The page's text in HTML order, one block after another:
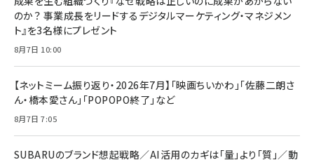
のか？ 事業成長をリードするデジタルマーケティング・マネジメン
ト』を3名様にプレゼント
8月7日 10:00
【ネットミーム振り返り・2026年7月】「映画ちいかわ」「佐藤二朗さ
ん・橋本愛さん」「POPOPO終了」など
8月7日 7:05
SUBARUのブランド想起戦略／AI活用のカギは「量」より「質」／動